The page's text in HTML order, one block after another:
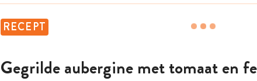
RECEPT
Gegrilde aubergine met tomaat en